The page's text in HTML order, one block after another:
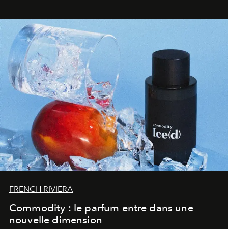
FRENCH RIVIERA
Commodity : le parfum entre dans une
nouvelle dimension